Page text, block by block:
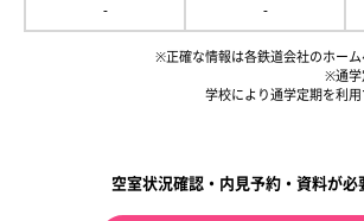
- -
※正確な情報は各鉄道会社のホーム
※通学
学校により通学定期を利用
空室状況確認・内見予約・資料が必